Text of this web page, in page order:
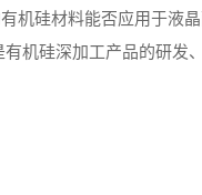
机硅材料能否应用于液
机硅深加工产品的研发